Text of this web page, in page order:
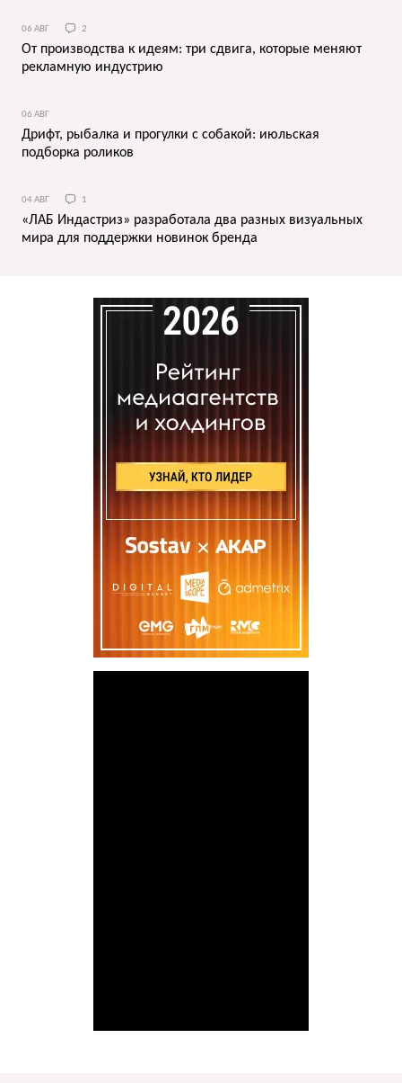
06 АВГ 2
От производства к идеям: три сдвига, которые меняют
рекламную индустрию
06 АВГ
Дрифт, рыбалка и прогулки с собакой: июльская
подборка роликов
04 АВГ 1
«ЛАБ Индастриз» разработала два разных визуальных
мира для поддержки новинок бренда